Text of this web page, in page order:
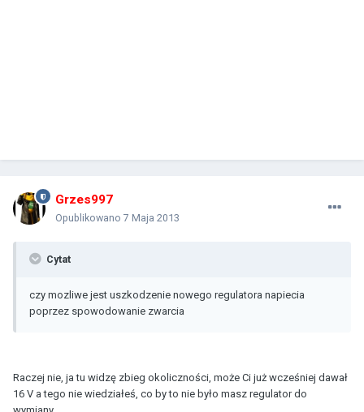
Grzes997
Opublikowano 7 Maja 2013
Cytat
czy mozliwe jest uszkodzenie nowego regulatora napiecia
poprzez spowodowanie zwarcia
Raczej nie, ja tu widzę zbieg okoliczności, może Ci już wcześniej dawał
16 V a tego nie wiedziałeś, co by to nie było masz regulator do